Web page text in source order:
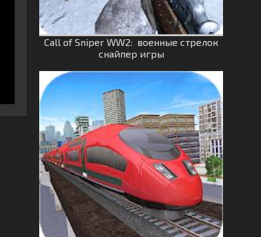
Call of Sniper WW2: военные стрелок
снайпер игры